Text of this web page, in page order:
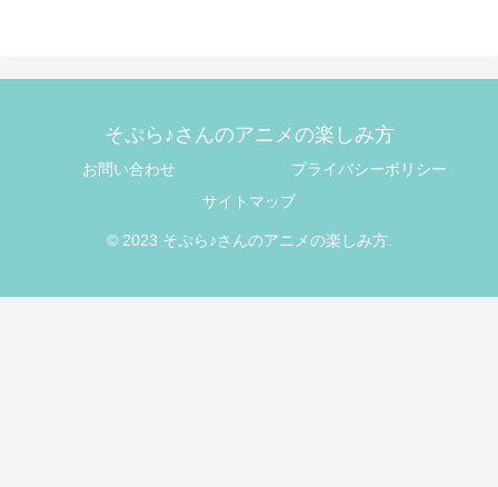
そぷら♪さんのアニメの楽しみ方
お問い合わせ
プライバシーポリシー
サイトマップ
© 2023 そぷら♪さんのアニメの楽しみ方.